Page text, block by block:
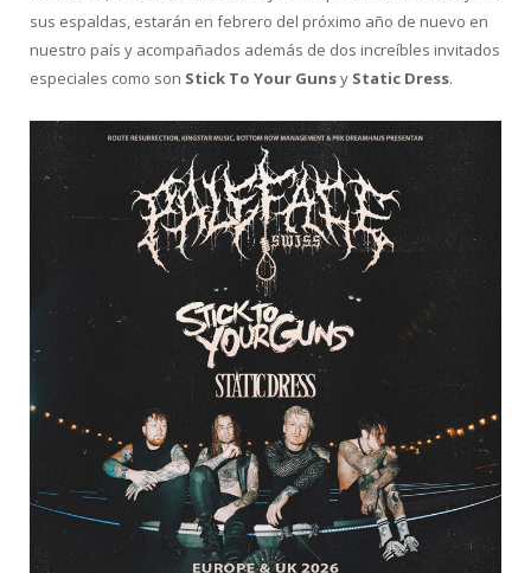
sus espaldas, estarán en febrero del próximo año de nuevo en
nuestro país y acompañados además de dos increíbles invitados
especiales como son Stick To Your Gunsy Static Dress.